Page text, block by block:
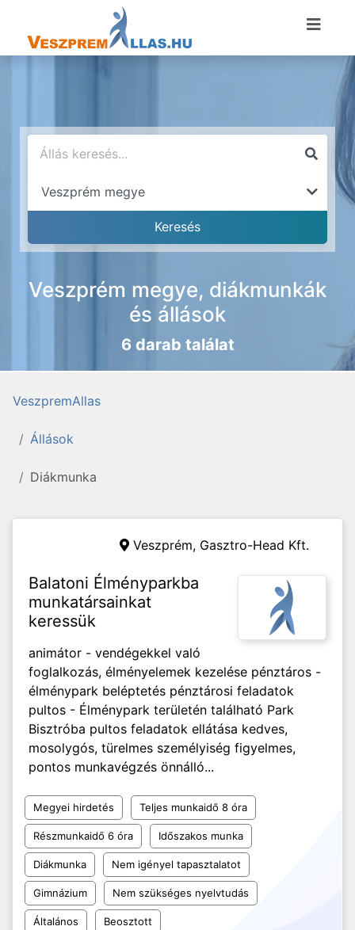
Veszprém megye, diákmunkák
és állások
6 darab találat
VeszpremAllas
Állások
Diákmunka
Veszprém, Gasztro-Head Kft.
Balatoni Élményparkba
munkatársainkat
keressük
animátor - vendégekkel való
foglalkozás, élményelemek kezelése pénztáros -
élménypark beléptetés pénztárosi feladatok
pultos - Élménypark területén található Park
Bisztróba pultos feladatok ellátása kedves,
mosolygós, türelmes személyiség figyelmes,
pontos munkavégzés önnálló...
Megyei hirdetés Teljes munkaidő 8 óra
Részmunkaidő 6 óra Időszakos munka
Diákmunka Nem igényel tapasztalatot
Gimnázium Nem szükséges nyelvtudás
Általános Beosztott